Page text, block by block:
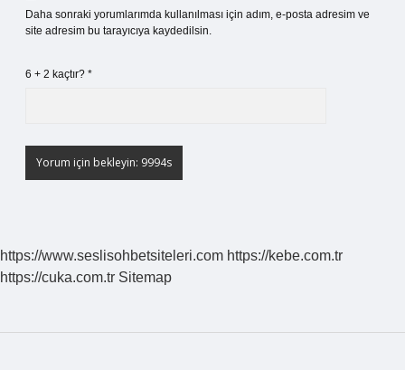
Daha sonraki yorumlarımda kullanılması için adım, e-posta adresim ve
site adresim bu tarayıcıya kaydedilsin.
6 + 2 kaçtır? *
https://www.seslisohbetsiteleri.com https://kebe.com.tr
https://cuka.com.tr Sitemap